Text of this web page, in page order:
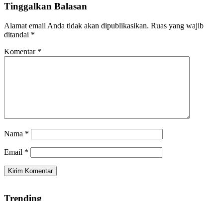
Tinggalkan Balasan
Alamat email Anda tidak akan dipublikasikan. Ruas yang wajib
ditandai *
Komentar *
Nama *
Email *
Trending